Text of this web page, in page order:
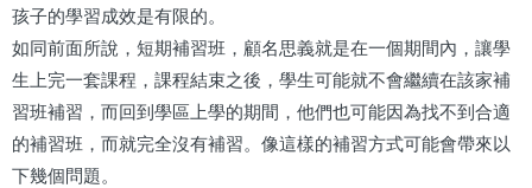
孩子的學習成效是有限的。
如同前面所說，短期補習班，顧名思義就是在一個期間內，讓學
生上完一套課程，課程結束之後，學生可能就不會繼續在該家補
習班補習，而回到學區上學的期間，他們也可能因為找不到合適
的補習班，而就完全沒有補習。像這樣的補習方式可能會帶來以
下幾個問題。